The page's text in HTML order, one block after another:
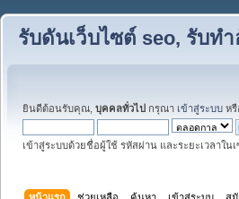
รับดันเว็บไซต์ seo, รับท
ยินดีต้อนรับคุณ, บุคคลทั่วไป กรุณา เข้าสู่ระบบ หรื
เข้าสู่ระบบด้วยชื่อผู้ใช้ รหัสผ่าน และระยะเวลาใน